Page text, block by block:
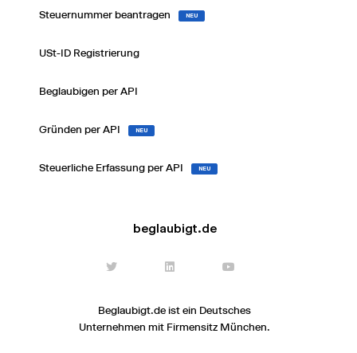
Steuernummer beantragen NEU
USt-ID Registrierung
Beglaubigen per API
Gründen per API NEU
Steuerliche Erfassung per API NEU
beglaubigt.de
Beglaubigt.de ist ein Deutsches
Unternehmen mit Firmensitz München.